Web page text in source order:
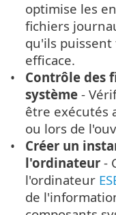
optimise les
fichiers
qu'ils
efficace.
Contrôle des
système -
être exécutés
ou lors de
Créer un
l'ordinateur -
l'ordinateur
de